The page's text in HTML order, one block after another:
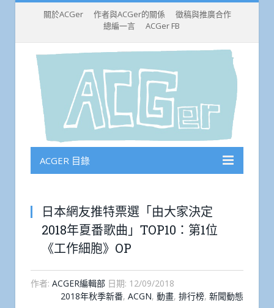
關於ACGer 作者與ACGer的關係
徵稿與推廣合作
總編一言
ACGer FB
ACGER 目錄
日本網友推特票選「由大家決定
2018年夏番歌曲」TOP10：第1位
《工作細胞》OP
作者: ACGER編輯部 日期: 12/09/2018
2018年秋季新番, ACGN, 動畫, 排行榜, 新聞動態